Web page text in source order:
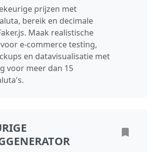
prijzen met
bereik en decimale
Maak realistische
e-commerce testing,
en datavisualisatie met
voor meer dan 15